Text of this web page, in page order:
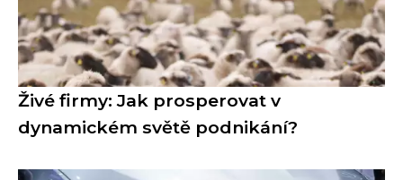
Živé firmy: Jak prosperovat v
dynamickém světě podnikání?